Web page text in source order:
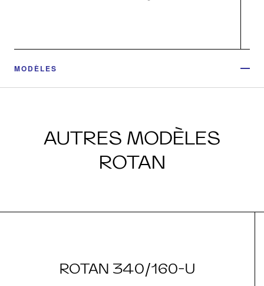
MODÈLES
AUTRES MODÈLES
ROTAN
ROTAN 340/160-U